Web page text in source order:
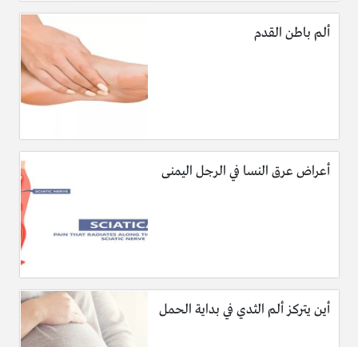
ألم باطن القدم
أعراض عرق النسا في الرجل اليمنى
أين يتركز ألم الثدي في بداية الحمل